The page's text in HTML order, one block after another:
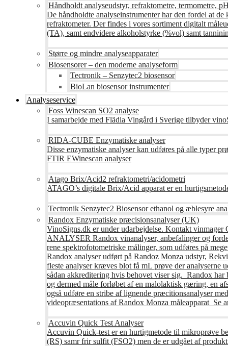
Håndholdt analyseudstyr, refraktometre, termometre,
De håndholdte analyseinstrumenter har den fordel at
refraktometer. Der findes i vores sortiment digitalt
(TA), samt endvidere alkoholstyrke (%vol) samt
Større og mindre analyseapparater
Biosensorer – den moderne analyseform
Tectronik – Senzytec2 biosensor
BioLan biosensor instrumenter
Analyseservice
Foss Winescan SO2 analyse
I samarbejde med Flädia Vingård i Sverige tilbyder
RIDA-CUBE Enzymatiske analyser
Disse enzymatiske analyser kan udføres på alle typer
FTIR EWinescan analyser
Atago Brix/Acid2 refraktometri/acidometri
ATAGO’s digitale Brix/Acid apparat er en
Tectronik Senzytec2 Biosensor ethanol og æblesyre
Randox Enzymatiske præcisionsanalyser (UK)
VinoSigns.dk er under udarbejdelse. Kontakt
ANALYSER Randox vinanalyser, anbefalinger og
rene spektrofotometriske målinger, som udføres på
Randox analyser udført på Randoz Monza udstyr,
fleste analyser kræves blot få mL prøve der analyserne
sådan akkreditering hvis behovet viser sig. Randox
og dermed måle forløbet af en malolaktisk gæring, en
også udføre en stribe af lignende præcitionsanalyser
videopræsentations af Randox Monza måleapparat
Accuvin Quick Test Analyser
Accuvin Quick-test er en hurtigmetode til mikroprøve
(RS) samr frir sulfit (FSO2) men de er udgået af